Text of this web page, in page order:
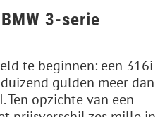
3-serie
te beginnen: een 316i
gulden meer dan
Ten opzichte van een